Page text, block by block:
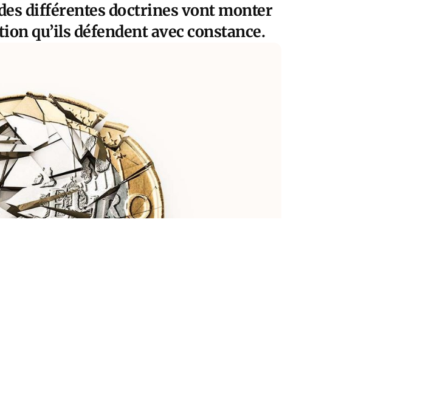
différentes doctrines vont monter
qu’ils défendent avec constance.